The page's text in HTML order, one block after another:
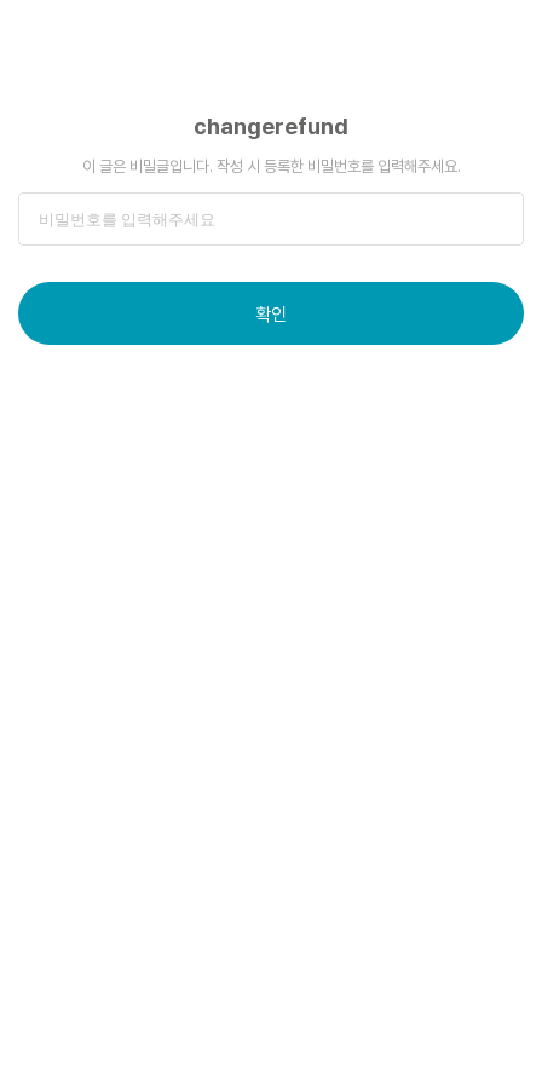
changerefund
이 글은 비밀글입니다. 작성 시 등록한 비밀번호를 입력해주세요.
확인